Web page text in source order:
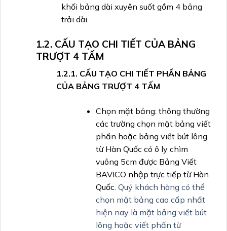
khối bảng dài xuyên suốt gồm 4 bảng
trải dài.
1.2. CẤU TẠO CHI TIẾT CỦA BẢNG
TRƯỢT 4 TẤM
1.2.1. CẤU TẠO CHI TIẾT PHẦN BẢNG
CỦA BẢNG TRƯỢT 4 TẤM
Chọn mặt bảng: thông thường
các trường chọn mặt bảng viết
phấn hoặc bảng viết bút lông
từ Hàn Quốc có ô ly chìm
vuông 5cm được Bảng Viết
BAVICO nhập trực tiếp từ Hàn
Quốc.Quý khách hàng có thể
chọn mặt bảng cao cấp nhất
hiện nay là mặt bảng viết bút
lông hoặc viết phấn từ